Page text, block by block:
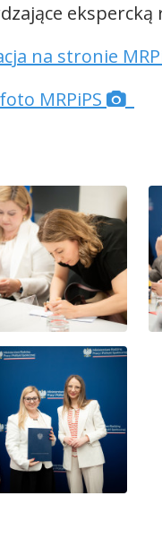
ekspercką
na stronie
MRPiPS